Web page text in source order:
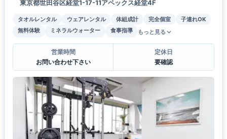
東京都世田谷区経堂1-17-11アペックス経堂4F
タオルレンタル ウェアレンタル 体組成計 完全個室
子連れOK
無料体験
ミネラルウォーター 食事指導 もっと見る
営業時間
お問い合わせ下さい
定休日
要確認